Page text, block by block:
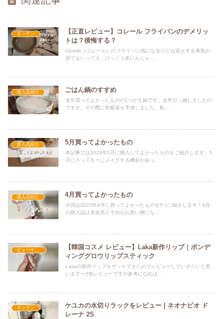
キッチン
【正直レビュー】コレール フライパンのデメリッ
トは？後悔する？
Corelle（コレール）のフライパン気になるけどお迎えする勇気が
持てないって人、けっこう多いんじゃ...
購入品紹介 ごはん鍋のすすめ
去年買ってよかったものの1つが土鍋です。去年引っ越しをしたの
ですが、その際に炊飯器を手放しました。私...
購入品紹介 5月買ってよかったもの
本記事では2023年5月に購入してよかったものをご紹介します。5
月に入って久々にメイクする機会があっ...
購入品紹介 4月買ってよかったもの
今回は2023年4月に買ってよかったものを5つご紹介します！4月
の購入品は美容系と子供のお買い物にな...
【韓国コスメ レビュー】Laka新作リップ｜ボンデ
ィンググロウリップスティック
Lakaの新作リップをゲットできたのでレビューしていきたいと思
います〜2色レビューですが参考になれば...
キッチン
ケユカの水切りラックをレビュー | ネオナビオ ド
レーナ 2S